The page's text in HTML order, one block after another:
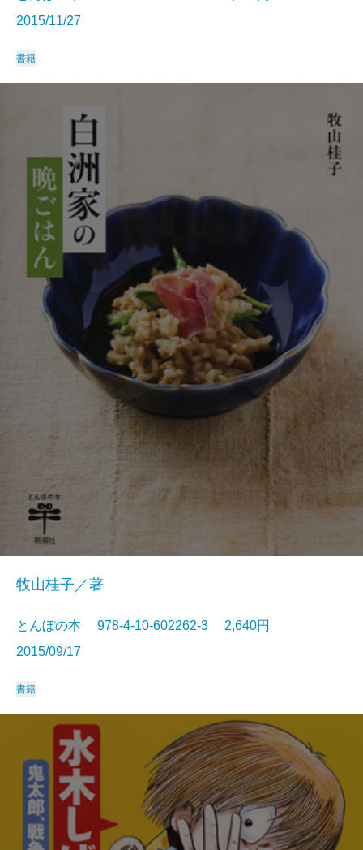
2015/11/27
書籍
牧山桂子／著
とんぼの本 978-4-10-602262-3 2,640円
2015/09/17
書籍